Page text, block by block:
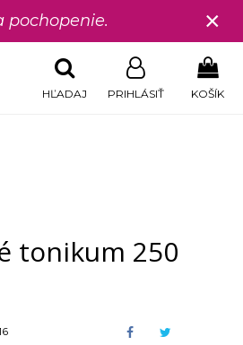
pochopenie. ×
KOŠÍK
PRIHLÁSIŤ
HĽADAJ
tonikum 250